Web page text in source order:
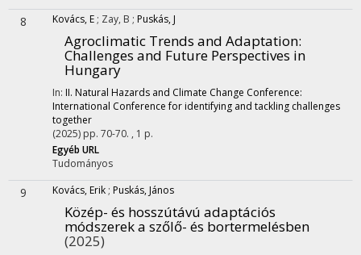
8 Kovács, E ; Zay, B ; Puskás, J
Agroclimatic Trends and Adaptation:
Challenges and Future Perspectives in
Hungary
In: II. Natural Hazards and Climate Change Conference:
International Conference for identifying and tackling challenges
together
(2025) pp. 70-70. , 1 p.
Egyéb URL
Tudományos
9 Kovács, Erik ; Puskás, János
Közép- és hosszútávú adaptációs
módszerek a szőlő- és bortermelésben
(2025)